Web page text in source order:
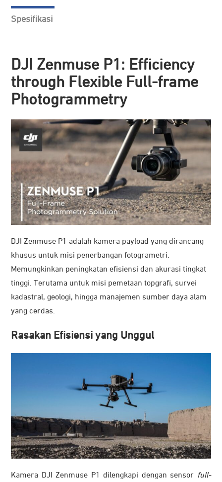
Spesifikasi
DJI Zenmuse P1: Efficiency
through Flexible Full-frame
Photogrammetry
DJI Zenmuse P1 adalah kamera payload yang dirancang
khusus untuk misi penerbangan fotogrametri.
Memungkinkan peningkatan efisiensi dan akurasi tingkat
tinggi. Terutama untuk misi pemetaan topgrafi, survei
kadastral, geologi, hingga manajemen sumber daya alam
yang cerdas.
Rasakan Efisiensi yang Unggul
Kamera DJI Zenmuse P1 dilengkapi dengan sensor full-